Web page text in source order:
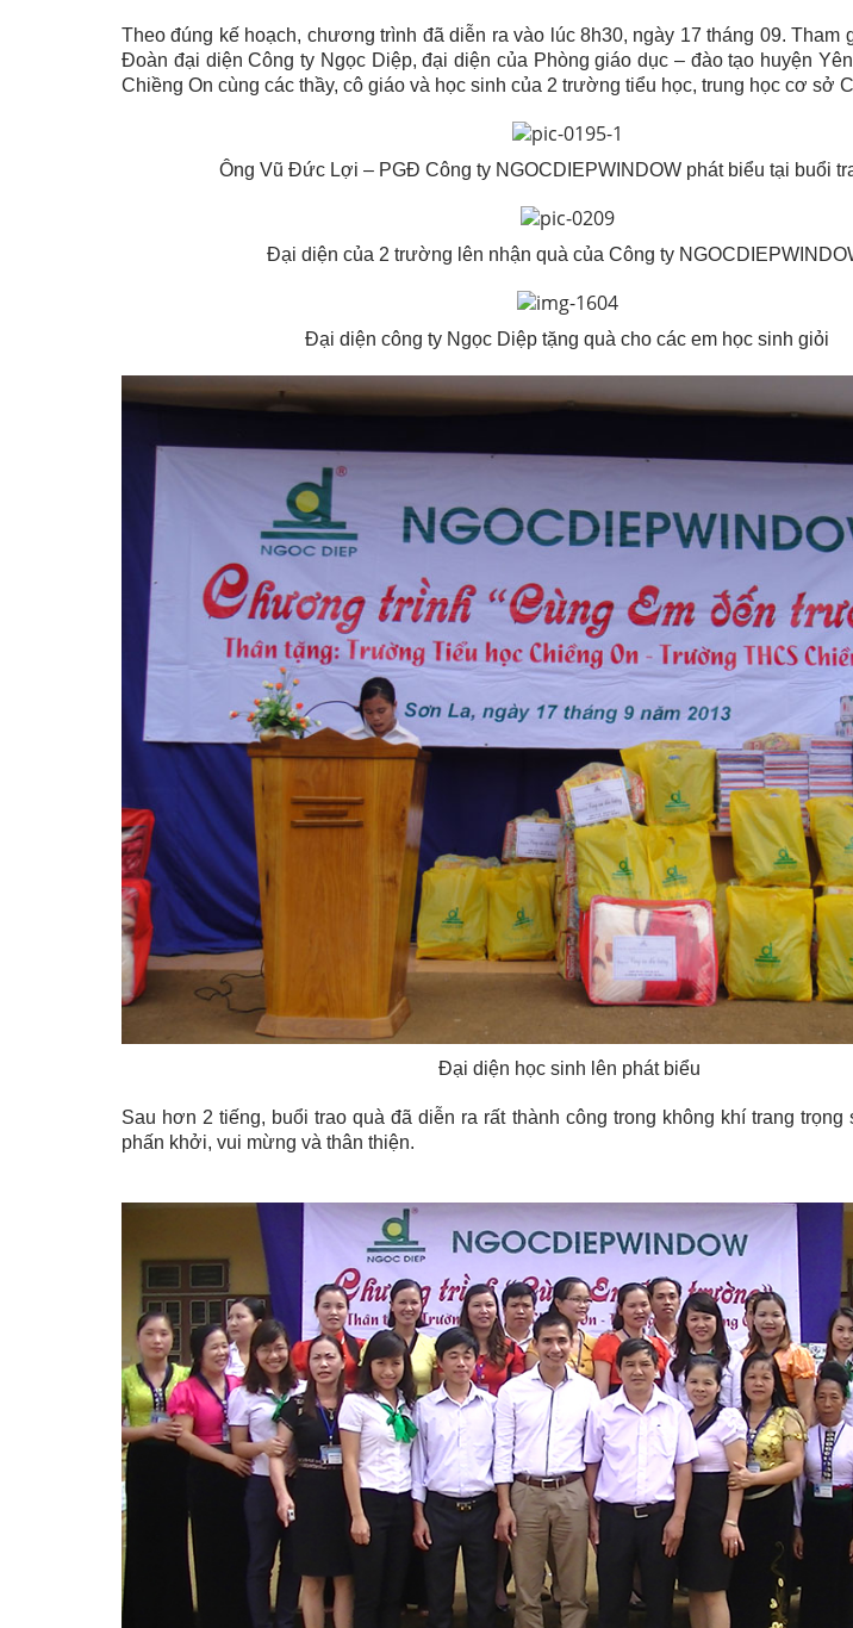
Theo đúng kế hoạch, chương trình đã diễn ra vào lúc 8h30, ngày 17 tháng 09. Tham
Đoàn đại diện Công ty Ngọc Diệp, đại diện của Phòng giáo dục – đào tạo huyện
Chiềng On cùng các thầy, cô giáo và học sinh của 2 trường tiểu học, trung học cơ sở
Ông Vũ Đức Lợi – PGĐ Công ty NGOCDIEPWINDOW phát biểu tại buổi
Đại diện của 2 trường lên nhận quà của Công ty
Đại diện công ty Ngọc Diệp tặng quà cho các em học sinh giỏi
Đại diện học sinh lên phát biểu
Sau hơn 2 tiếng, buổi trao quà đã diễn ra rất thành công trong không khí trang trọng
phấn khởi, vui mừng và thân thiện.